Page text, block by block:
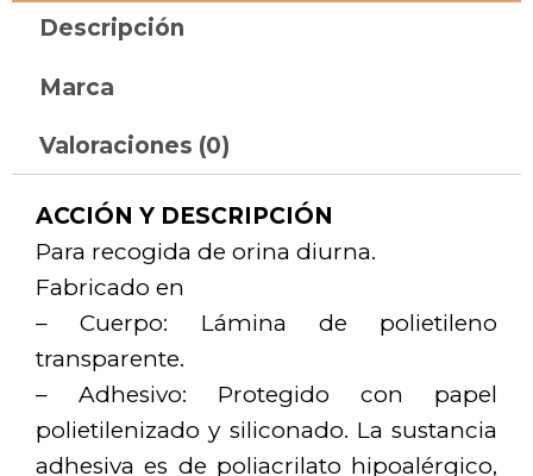
Descripción
Marca
Valoraciones (0)
ACCIÓN Y DESCRIPCIÓN
Para recogida de orina diurna.
Fabricado en
– Cuerpo: Lámina de polietileno
transparente.
– Adhesivo: Protegido con papel
polietilenizado y siliconado. La sustancia
adhesiva es de poliacrilato hipoalérgico,